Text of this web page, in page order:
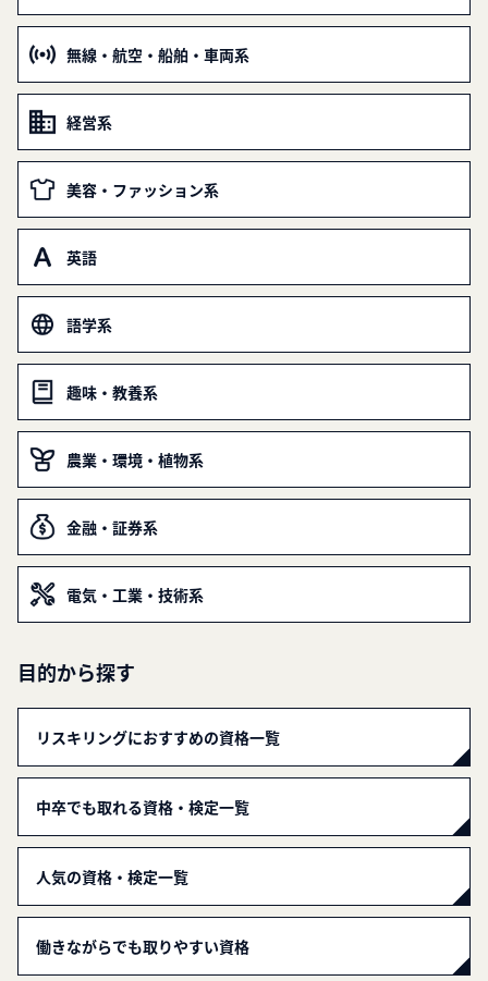
無線・航空・船舶・車両系
経営系
美容・ファッション系
英語
語学系
趣味・教養系
農業・環境・植物系
金融・証券系
電気・工業・技術系
目的から探す
リスキリングにおすすめの資格一覧
中卒でも取れる資格・検定一覧
人気の資格・検定一覧
働きながらでも取りやすい資格